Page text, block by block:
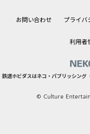
お問い合わせ プライバ
利用者
鉄道ホビダスはネコ・パブリッシング
© Culture